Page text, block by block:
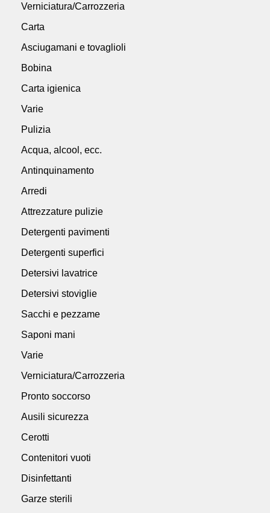
Verniciatura/Carrozzeria
Carta
Asciugamani e tovaglioli
Bobina
Carta igienica
Varie
Pulizia
Acqua, alcool, ecc.
Antinquinamento
Arredi
Attrezzature pulizie
Detergenti pavimenti
Detergenti superfici
Detersivi lavatrice
Detersivi stoviglie
Sacchi e pezzame
Saponi mani
Varie
Verniciatura/Carrozzeria
Pronto soccorso
Ausili sicurezza
Cerotti
Contenitori vuoti
Disinfettanti
Garze sterili